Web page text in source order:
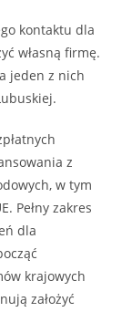
kontaktu dla
własną firmę.
jeden z nich
z
w tym
Pełny zakres
dla
krajowych
założyć